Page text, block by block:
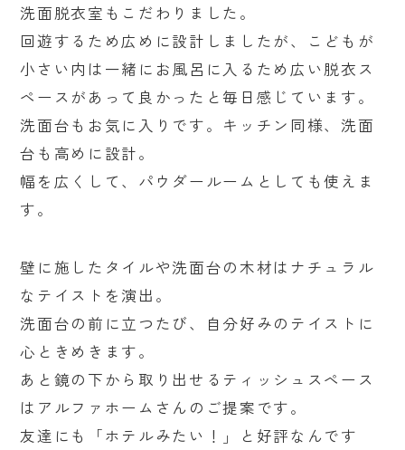
洗面脱衣室もこだわりました。
回遊するため広めに設計しましたが、こどもが
小さい内は一緒にお風呂に入るため広い脱衣ス
ペースがあって良かったと毎日感じています。
洗面台もお気に入りです。キッチン同様、洗面
台も高めに設計。
幅を広くして、パウダールームとしても使えま
す。
壁に施したタイルや洗面台の木材はナチュラル
なテイストを演出。
洗面台の前に立つたび、自分好みのテイストに
心ときめきます。
あと鏡の下から取り出せるティッシュスペース
はアルファホームさんのご提案です。
友達にも「ホテルみたい！」と好評なんです